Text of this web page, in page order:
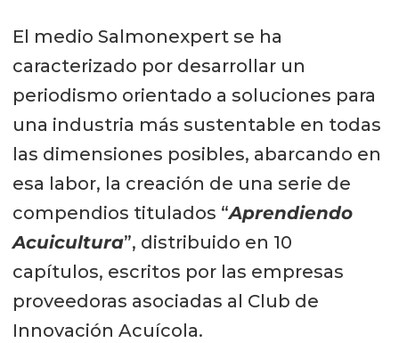
El medio Salmonexpert se ha
caracterizado por desarrollar un
periodismo orientado a soluciones para
una industria más sustentable en todas
las dimensiones posibles, abarcando en
esa labor, la creación de una serie de
compendios titulados “Aprendiendo
Acuicultura”, distribuido en 10
capítulos, escritos por las empresas
proveedoras asociadas al Club de
Innovación Acuícola.